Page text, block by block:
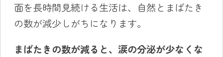
面を長時間見続ける生活は、自然とまばたき
の数が減少しがちになります。
まばたきの数が減ると、涙の分泌が少なくな